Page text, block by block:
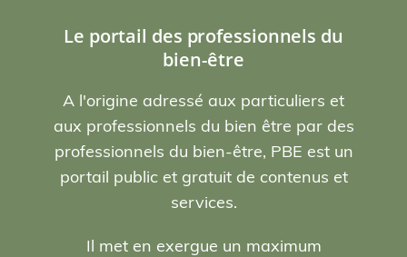
Le portail des professionnels du
bien-être
A l'origine adressé aux particuliers et
aux professionnels du bien être par des
professionnels du bien-être, PBE est un
portail public et gratuit de contenus et
services.
Il met en exergue un maximum